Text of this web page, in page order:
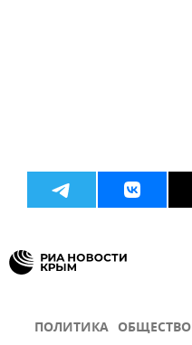
ПОЛИТИКА ОБЩЕСТВО